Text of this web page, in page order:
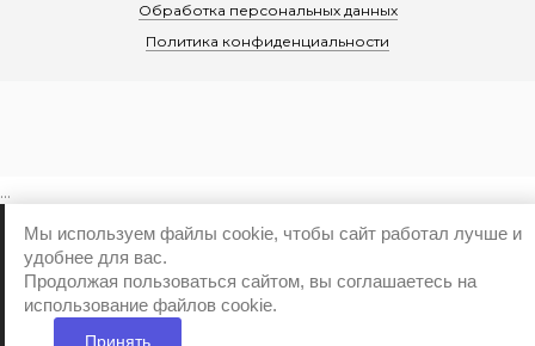
Обработка персональных данных
Политика конфиденциальности
...
Мы используем файлы cookie, чтобы сайт работал лучше и
удобнее для вас.
Продолжая пользоваться сайтом, вы соглашаетесь на
использование файлов cookie.
Принять